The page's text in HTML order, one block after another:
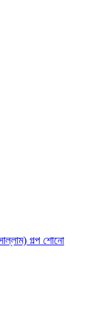
গল্প শোনো